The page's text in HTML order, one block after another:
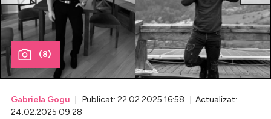
Celebrități
Breaking News
(8)
Gabriela Gogu | Publicat: 22.02.2025 16:58 | Actualizat:
24.02.2025 09:28